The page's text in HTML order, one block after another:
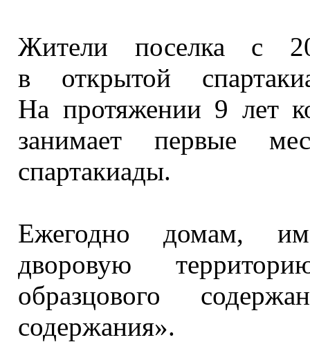
Жители поселка с
в открытой
На протяжении 9 лет
занимает первые
спартакиады.
Ежегодно домам,
дворовую
образцового
содержания».